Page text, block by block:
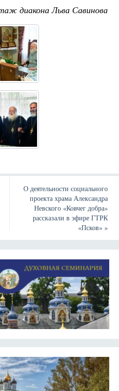
диакона Льва Савинова
О деятельности социального
проекта храма Александра
Невского «Ковчег добра»
рассказали в эфире ГТРК
«Псков»»